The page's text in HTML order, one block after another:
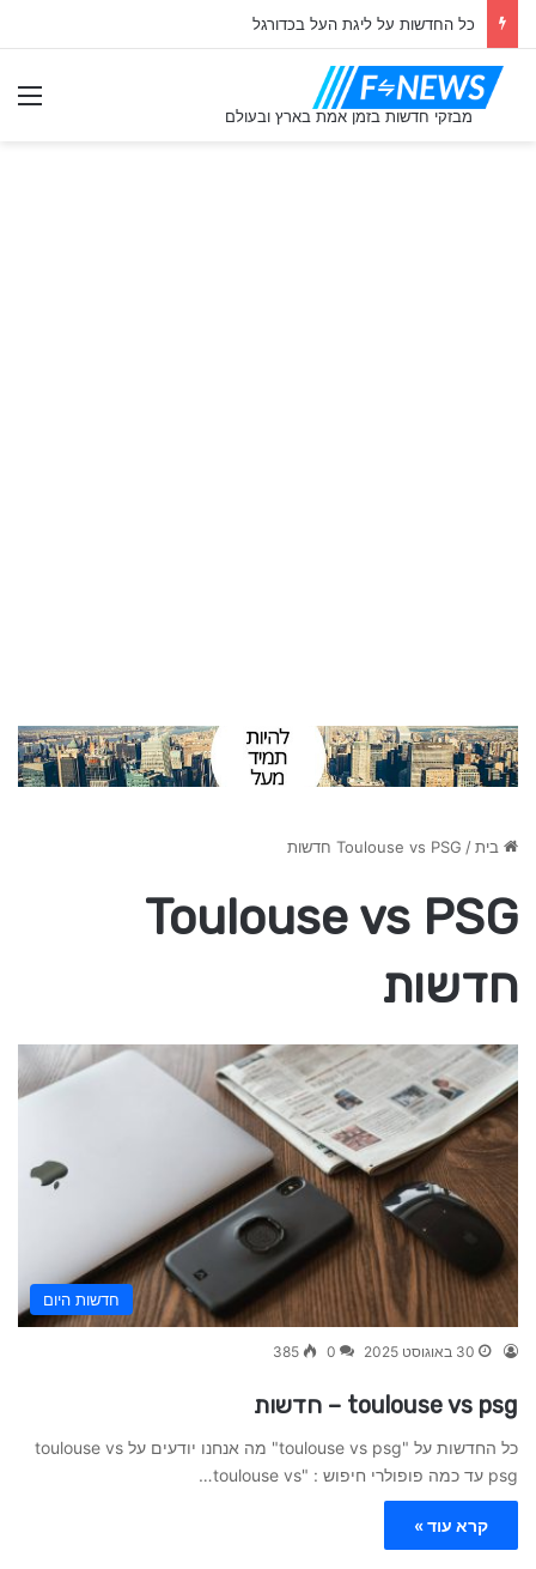
כל החדשות על ליגת העל בכדורגל
בית/ Toulouse vs PSG חדשות
Toulouse vs PSG
חדשות
חדשות היום
30 באוגוסט 2025 0
385
toulouse vs psg – חדשות
כל החדשות על "toulouse vs psg" מה אנחנו יודעים על toulouse vs
psg עד כמה פופולרי חיפוש : "toulouse vs…
קרא עוד »